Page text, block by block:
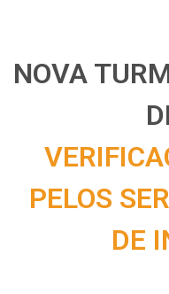
NOVA
PELOS
DE